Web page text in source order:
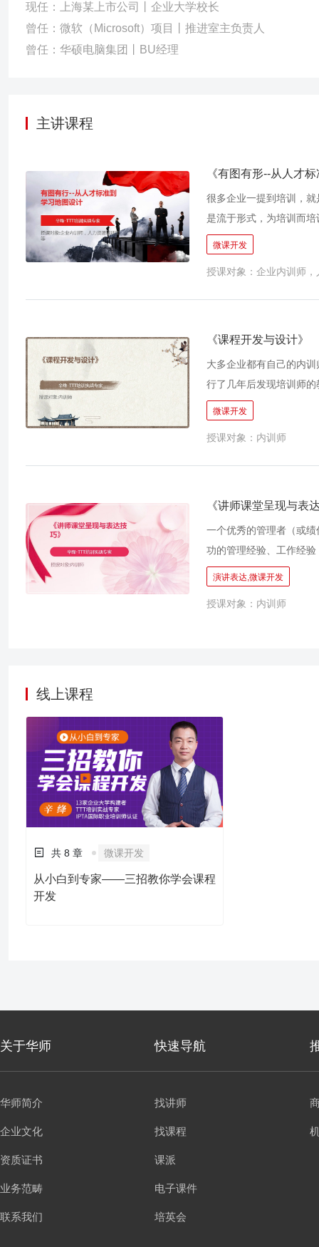
现任：上海某上市公司丨企业大学校长
曾任：微软（Microsoft）项目丨推进室主负责人
曾任：华硕电脑集团丨BU经理
主讲课程
《有图有形--从人才
很多企业一提到培训，
是流于形式，为培训而
造，缺乏可供企业内部
就是协助企业打造成体
微课开发
授课对象：企业内训师
《课程开发与设计》
大多企业都有自己的内
行了几年后发现培训师
相匹配。 然而在各个业
这些隐性的经验从他们
于业务单位实际问题进
微课开发
授课对象：内训师
《讲师课堂呈现与表
一个优秀的管理者（或
功的管理经验、工作经
台？ ◆ 形神、眉宇和起
程将为老师们带来内训
能自如授课的合格讲师
演讲表达,微课开发
授课对象：内训师
线上课程
共 8 章 微课开发
从小白到专家——三招教你学会课程
开发
关于华师 快速导航
华师简介
企业文化
资质证书
业务范畴
联系我们
找讲师
找课程
课派
电子课件
培英会